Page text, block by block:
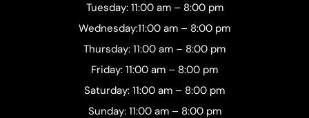
Tuesday: 11:00 am – 8:00 pm
Wednesday:11:00 am – 8:00 pm
Thursday: 11:00 am – 8:00 pm
Friday: 11:00 am – 8:00 pm
Saturday: 11:00 am – 8:00 pm
Sunday: 11:00 am – 8:00 pm